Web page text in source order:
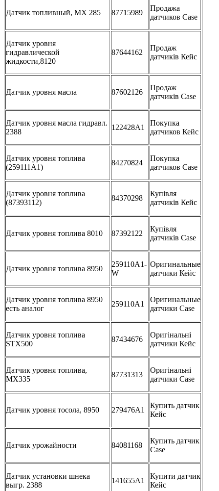
Датчик топливный, МХ 285 87715989
Продажа
датчиков Case
Датчик уровня
гидравлической
жидкости,8120
87644162
Продаж
датчиків Кейс
Датчик уровня масла 87602126
Продаж
датчиків Case
Датчик уровня масла гидравл.
2388
122428A1
Покупка
датчиков Кейс
Датчик уровня топлива
(259111A1)
84270824
Покупка
датчиков Case
Датчик уровня топлива
(87393112)
84370298
Купівля
датчиків Кейс
Датчик уровня топлива 8010 87392122
Купівля
датчиків Case
Датчик уровня топлива 8950
259110A1-
W
Оригинальные
датчики Кейс
Датчик уровня топлива 8950
есть аналог
259110A1
Оригинальные
датчики Case
Датчик уровня топлива
STX500
87434676
Оригінальні
датчики Кейс
Датчик уровня топлива,
MX335
87731313
Оригінальні
датчики Case
Датчик уровня тосола, 8950 279476A1
Купить датчик
Кейс
Датчик урожайности 84081168
Купить датчик
Case
Датчик установки шнека
выгр. 2388
141655A1
Купити датчик
Кейс